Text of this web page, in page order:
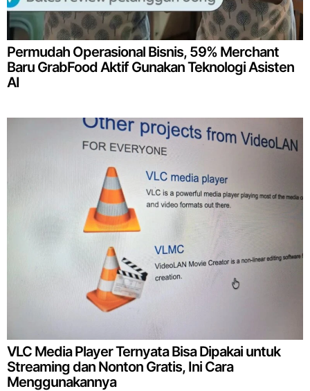
Permudah Operasional Bisnis, 59% Merchant
Baru GrabFood Aktif Gunakan Teknologi Asisten
AI
VLC Media Player Ternyata Bisa Dipakai untuk
Streaming dan Nonton Gratis, Ini Cara
Menggunakannya